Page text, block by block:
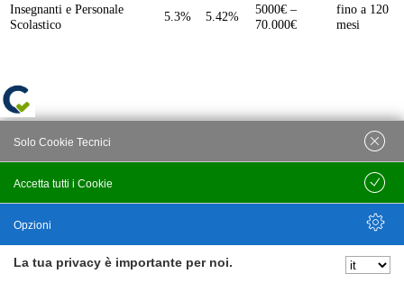
Insegnanti e Personale
Scolastico
5.3% 5.42%
5000€ –
70.000€
fino a 120
mesi
La tua privacy è importante per noi.
Accetta tutti i Cookie
Solo Cookie Tecnici
Salva
Opzioni
Nascondi Opzioni